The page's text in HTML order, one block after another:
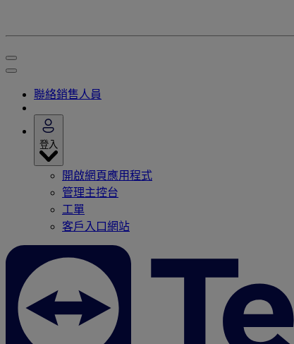
聯絡銷售人員
登入
開啟網頁應用程式
管理主控台
工單
客戶入口網站